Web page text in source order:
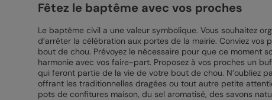
Fêtez le baptême avec vos proches
Le baptême civil a une valeur symbolique. Vous souhaitez
d’arrêter la célébration aux portes de la mairie. Conviez
bout de chou. Prévoyez le nécessaire pour que ce moment
harmonie avec vos faire-part. Proposez à vos proches un
qui feront partie de la vie de votre bout de chou. N’oubliez
offrant les traditionnelles dragées ou tout autre petite
pots de confitures maison, du sel aromatisé, des savons